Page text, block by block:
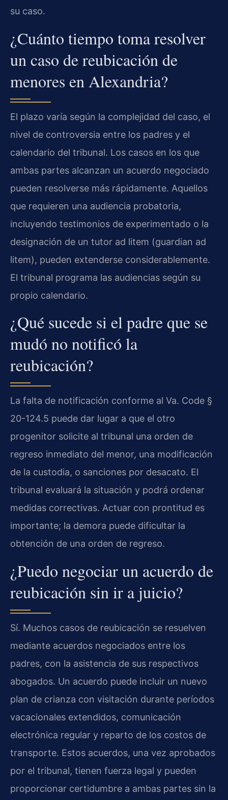
su caso.
¿Cuánto tiempo toma resolver
un caso de reubicación de
menores en Alexandria?
El plazo varía según la complejidad del caso, el
nivel de controversia entre los padres y el
calendario del tribunal. Los casos en los que
ambas partes alcanzan un acuerdo negociado
pueden resolverse más rápidamente. Aquellos
que requieren una audiencia probatoria,
incluyendo testimonios de experimentado o la
designación de un tutor ad litem (guardian ad
litem), pueden extenderse considerablemente.
El tribunal programa las audiencias según su
propio calendario.
¿Qué sucede si el padre que se
mudó no notificó la
reubicación?
La falta de notificación conforme al Va. Code §
20-124.5 puede dar lugar a que el otro
progenitor solicite al tribunal una orden de
regreso inmediato del menor, una modificación
de la custodia, o sanciones por desacato. El
tribunal evaluará la situación y podrá ordenar
medidas correctivas. Actuar con prontitud es
importante; la demora puede dificultar la
obtención de una orden de regreso.
¿Puedo negociar un acuerdo de
reubicación sin ir a juicio?
Sí. Muchos casos de reubicación se resuelven
mediante acuerdos negociados entre los
padres, con la asistencia de sus respectivos
abogados. Un acuerdo puede incluir un nuevo
plan de crianza con visitación durante períodos
vacacionales extendidos, comunicación
electrónica regular y reparto de los costos de
transporte. Estos acuerdos, una vez aprobados
por el tribunal, tienen fuerza legal y pueden
proporcionar certidumbre a ambas partes sin la